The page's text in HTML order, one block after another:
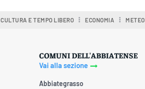
CULTURA E TEMPO LIBERO ECONOMIA METEO
COMUNI DELL'ABBIATENSE
Vai alla sezione
Abbiategrasso